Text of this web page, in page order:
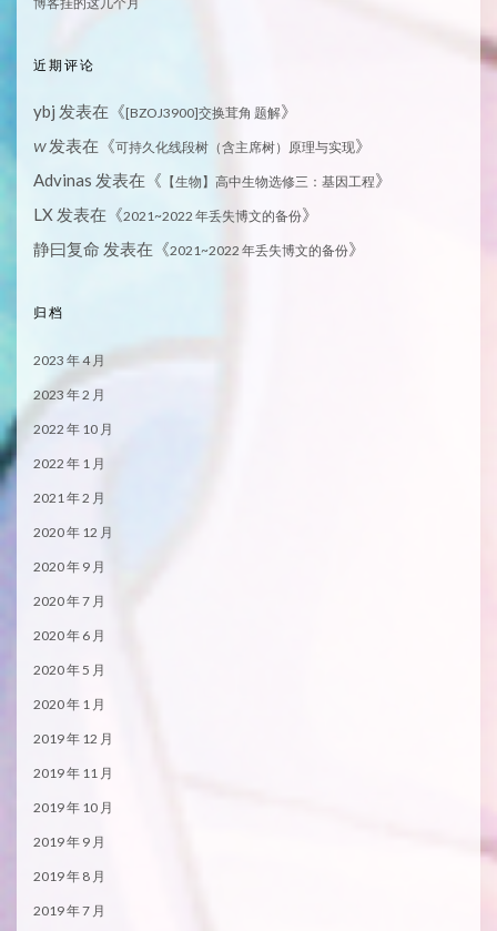
近期评论
ybj 发表在《[BZOJ3900]交换茸角 题解》
W发表在《可持久化线段树（含主席树）原理与实现》
Advinas 发表在《 【生物】高中生物选修三：基因工程》
LX 发表在《2021~2022 年丢失博文的备份》
静曰复命 发表在《2021~2022 年丢失博文的备份》
归档
2023 年 4 月
2023 年 2 月
2022 年 10 月
2022 年 1 月
2021 年 2 月
2020 年 12 月
2020 年 9 月
2020 年 7 月
2020 年 6 月
2020 年 5 月
2020 年 1 月
2019 年 12 月
2019 年 11 月
2019 年 10 月
2019 年 9 月
2019 年 8 月
2019 年 7 月